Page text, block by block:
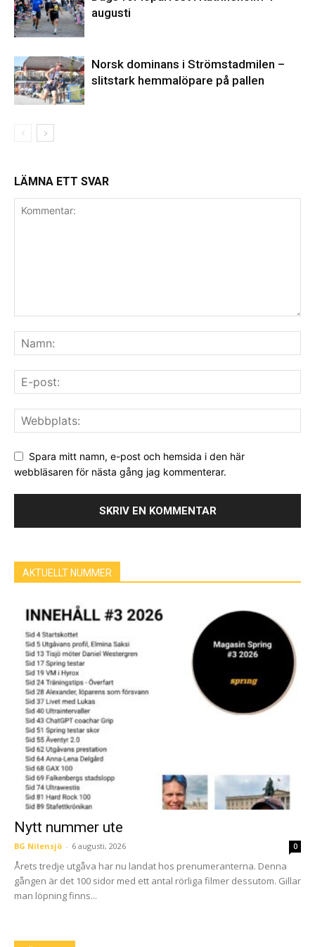
augusti
Norsk dominans i Strömstadmilen –
slitstark hemmalöpare på pallen
LÄMNA ETT SVAR
Spara mitt namn, e-post och hemsida i den här
webbläsaren för nästa gång jag kommenterar.
AKTUELLT NUMMER
Nytt nummer ute
BG Nilensjö - 6 augusti, 2026 0
Årets tredje utgåva har nu landat hos prenumeranterna. Denna
gången är det 100 sidor med ett antal rörliga filmer dessutom. Gillar
man löpning finns...